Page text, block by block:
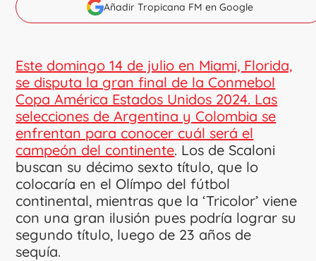
Añadir Tropicana FM en Google
Este domingo 14 de julio en Miami, Florida,
se disputa la gran final de la Conmebol
Copa América Estados Unidos 2024. Las
selecciones de Argentina y Colombia se
enfrentan para conocer cuál será el
campeón del continente. Los de Scaloni
buscan su décimo sexto título, que lo
colocaría en el Olímpo del fútbol
continental, mientras que la ‘Tricolor’ viene
con una gran ilusión pues podría lograr su
segundo título, luego de 23 años de
sequía.